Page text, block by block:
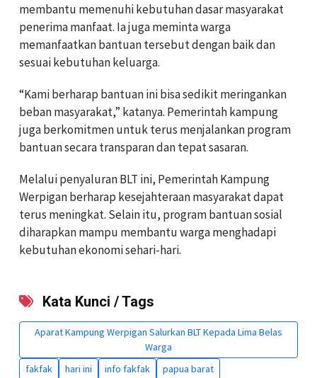
membantu memenuhi kebutuhan dasar masyarakat
penerima manfaat. Ia juga meminta warga
memanfaatkan bantuan tersebut dengan baik dan
sesuai kebutuhan keluarga.
“Kami berharap bantuan ini bisa sedikit meringankan
beban masyarakat,” katanya. Pemerintah kampung
juga berkomitmen untuk terus menjalankan program
bantuan secara transparan dan tepat sasaran.
Melalui penyaluran BLT ini, Pemerintah Kampung
Werpigan berharap kesejahteraan masyarakat dapat
terus meningkat. Selain itu, program bantuan sosial
diharapkan mampu membantu warga menghadapi
kebutuhan ekonomi sehari-hari.
Kata Kunci / Tags
Aparat Kampung Werpigan Salurkan BLT Kepada Lima Belas
Warga
fakfak
hari ini info fakfak papua barat